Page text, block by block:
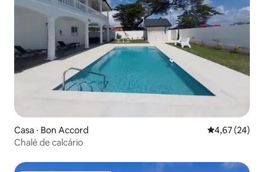
Casa ⋅ Bon Accord 4,67 de uma
4,67 (24)
Chalé de calcário